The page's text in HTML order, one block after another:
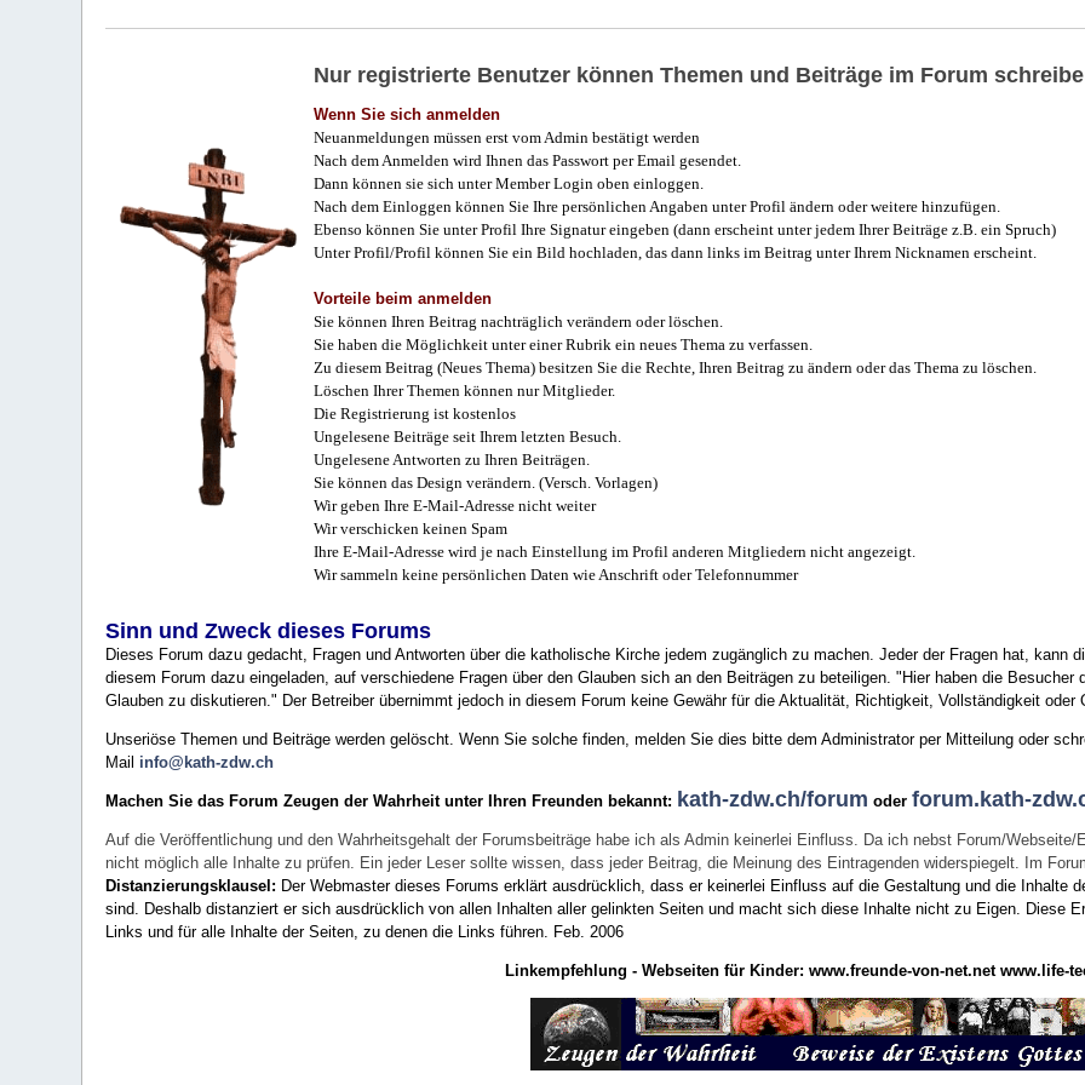
Nur registrierte Benutzer können Themen und Beiträge im Forum
Wenn Sie sich anmelden
Neuanmeldungen müssen erst vom Admin bestätigt werden
Nach dem Anmelden wird Ihnen das Passwort per Email gesendet.
Dann können sie sich unter Member Login oben einloggen.
Nach dem Einloggen können Sie Ihre persönlichen Angaben unter Profil ändern oder weitere hinzufügen.
Ebenso können Sie unter Profil Ihre Signatur eingeben (dann erscheint unter jedem Ihrer Beiträge z.B. ein Spruch)
Unter Profil/Profil können Sie ein Bild hochladen, das dann links im Beitrag unter Ihrem Nicknamen erscheint.
Vorteile beim anmelden
Sie können Ihren Beitrag nachträglich verändern oder löschen.
Sie haben die Möglichkeit unter einer Rubrik ein neues Thema zu verfassen.
Zu diesem Beitrag (Neues Thema) besitzen Sie die Rechte, Ihren Beitrag zu ändern oder das Thema zu löschen.
Löschen Ihrer Themen können nur Mitglieder.
Die Registrierung ist kostenlos
Ungelesene Beiträge seit Ihrem letzten Besuch.
Ungelesene Antworten zu Ihren Beiträgen.
Sie können das Design verändern. (Versch. Vorlagen)
Wir geben Ihre E-Mail-Adresse nicht weiter
Wir verschicken keinen Spam
Ihre E-Mail-Adresse wird je nach Einstellung im Profil anderen Mitgliedern nicht angezeigt.
Wir sammeln keine persönlichen Daten wie Anschrift oder Telefonnummer
Sinn und Zweck dieses Forums
Dieses Forum dazu gedacht, Fragen und Antworten über die katholische Kirche jedem zugänglich zu machen. Jeder der Fragen hat, kann
diesem Forum dazu eingeladen, auf verschiedene Fragen über den Glauben sich an den Beiträgen zu beteiligen. "Hier haben die
Glauben zu diskutieren." Der Betreiber übernimmt jedoch in diesem Forum keine Gewähr für die Aktualität, Richtigkeit, Vollständigkeit
Unseriöse Themen und Beiträge werden gelöscht. Wenn Sie solche finden, melden Sie dies bitte dem Administrator per Mitteilung oder
Mail info@kath-zdw.ch
Machen Sie das Forum Zeugen der Wahrheit unter Ihren Freunden bekannt: kath-zdw.ch/forum oderforum.kath-
Auf die Veröffentlichung und den Wahrheitsgehalt der Forumsbeiträge habe ich als Admin keinerlei Einfluss. Da ich nebst Forum/
nicht möglich alle Inhalte zu prüfen. Ein jeder Leser sollte wissen, dass jeder Beitrag, die Meinung des Eintragenden widerspiegelt. Im
Distanzierungsklausel: Der Webmaster dieses Forums erklärt ausdrücklich, dass er keinerlei Einfluss auf die Gestaltung und die Inhalte
sind. Deshalb distanziert er sich ausdrücklich von allen Inhalten aller gelinkten Seiten und macht sich diese Inhalte nicht zu Eigen. Diese
Links und für alle Inhalte der Seiten, zu denen die Links führen. Feb. 2006
Linkempfehlung - Webseiten für Kinder: www.freunde-von-net.net www.life-